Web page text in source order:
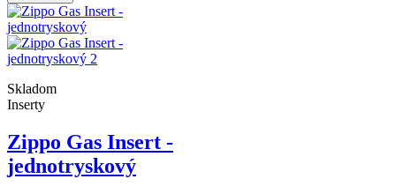
Skladom
Inserty
Zippo Gas Insert -
jednotryskový